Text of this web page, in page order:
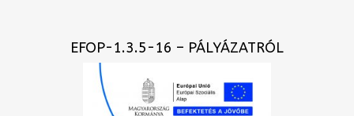
EFOP-1.3.5-16 – PÁLYÁZATRÓL